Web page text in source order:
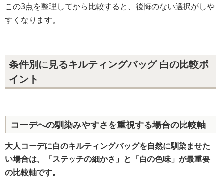
この3点を整理してから比較すると、後悔のない選択がしや
すくなります。
条件別に見るキルティングバッグ 白の比較ポ
イント
コーデへの馴染みやすさを重視する場合の比較軸
大人コーデに白のキルティングバッグを自然に馴染ませた
い場合は、「ステッチの細かさ」と「白の色味」が最重要
の比較軸です。